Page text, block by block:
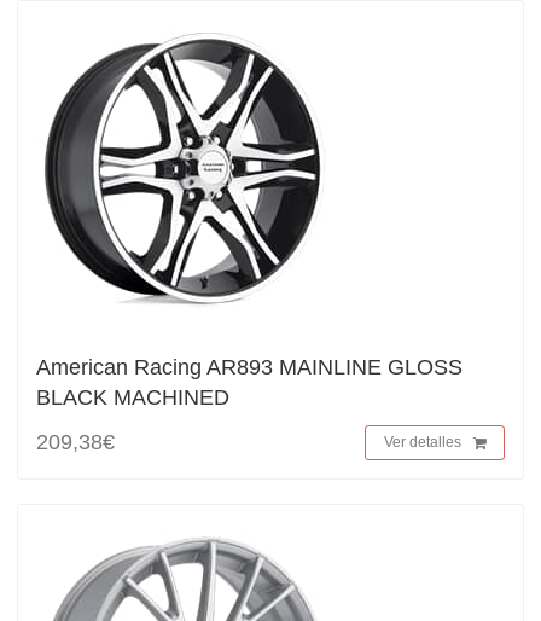
American Racing AR893 MAINLINE GLOSS
BLACK MACHINED
209,38€
Ver detalles